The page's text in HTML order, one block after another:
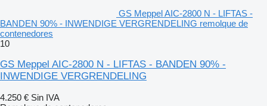
GS Meppel AIC-2800 N - LIFTAS -
BANDEN 90% - INWENDIGE VERGRENDELING remolque de
contenedores
10
GS Meppel AIC-2800 N - LIFTAS - BANDEN 90% -
INWENDIGE VERGRENDELING
4.250 € Sin IVA